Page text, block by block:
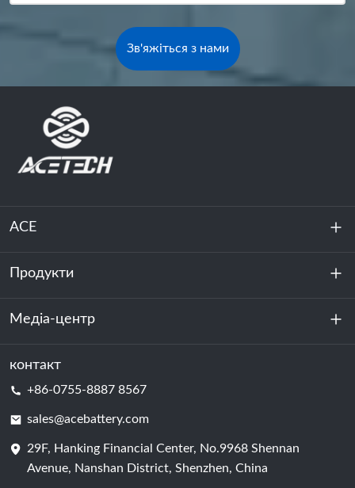
Зв'яжіться з нами
ACE
Про нас
Стійкість
Продукти
Зберігання енергії
Центр обробки даних та серверна кімната
Елемент батареї
Медіа-центр
Новини
контакт
+86-0755-8887 8567
sales@acebattery.com
29F, Hanking Financial Center, No.9968 Shennan
Avenue, Nanshan District, Shenzhen, China